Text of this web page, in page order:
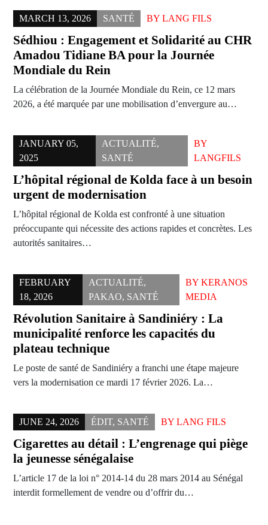
MARCH 13, 2026 SANTÉ BY LANG FILS
Sédhiou : Engagement et Solidarité au CHR
Amadou Tidiane BA pour la Journée
Mondiale du Rein
La célébration de la Journée Mondiale du Rein, ce 12 mars
2026, a été marquée par une mobilisation d’envergure au…
JANUARY 05,
2025
ACTUALITÉ,
SANTÉ
BY
LANGFILS
L’hôpital régional de Kolda face à un besoin
urgent de modernisation
L’hôpital régional de Kolda est confronté à une situation
préoccupante qui nécessite des actions rapides et concrètes. Les
autorités sanitaires…
FEBRUARY
18, 2026
ACTUALITÉ,
PAKAO, SANTÉ
BYKERANOS
MEDIA
Révolution Sanitaire à Sandiniéry : La
municipalité renforce les capacités du
plateau technique
Le poste de santé de Sandiniéry a franchi une étape majeure
vers la modernisation ce mardi 17 février 2026. La…
JUNE 24, 2026 ÉDIT, SANTÉ BY LANG FILS
Cigarettes au détail : L’engrenage qui piège
la jeunesse sénégalaise
L’article 17 de la loi n° 2014-14 du 28 mars 2014 au Sénégal
interdit formellement de vendre ou d’offrir du…